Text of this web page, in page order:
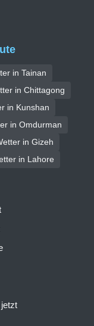
in Tainan
in Chittagong
in Kunshan
in Omdurman
in Gizeh
in Lahore